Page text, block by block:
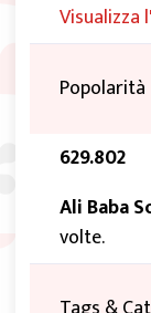
Visualizza
Popolarità
629.802
Ali Baba
volte.